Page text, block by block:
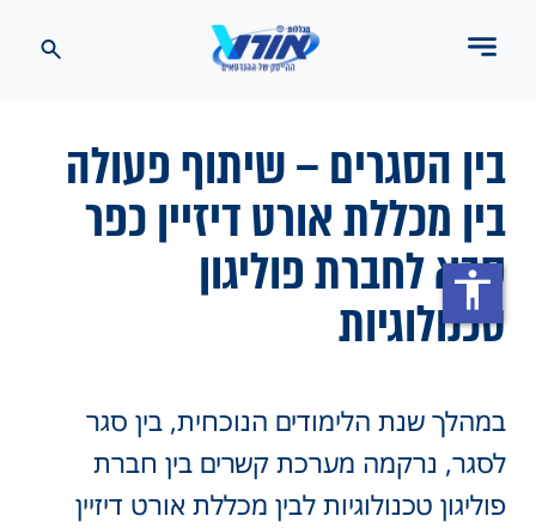
הסגרים – שיתוף פעולה
מכללת אורט דיזיין כפר
לחברת פוליגון
שנת הלימודים הנוכחית, בין סגר
נרקמה מערכת קשרים בין חברת
טכנולוגיות לבין מכללת אורט דיזיין
accessibility